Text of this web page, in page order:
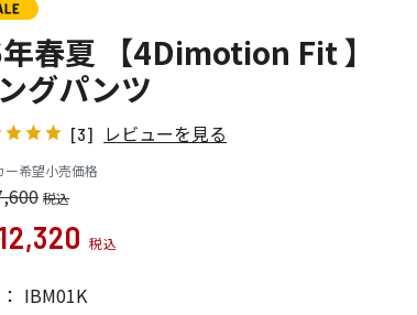
春夏 【4Dimotion Fit 】
グパンツ
[3] レビューを見る
ー希望小売価格
IBM01K